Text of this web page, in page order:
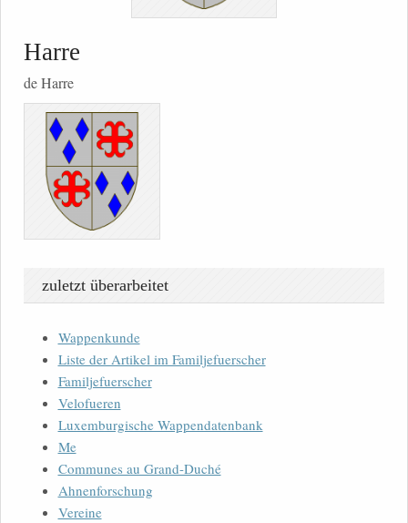
Harre
de Harre
zuletzt überarbeitet
Wappenkunde
Liste der Artikel im Familjefuerscher
Familjefuerscher
Velofueren
Luxemburgische Wappendatenbank
Me
Communes au Grand-Duché
Ahnenforschung
Vereine